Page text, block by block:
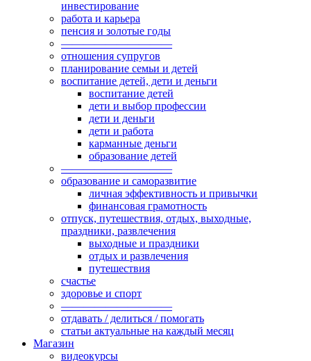
инвестирование
работа и карьера
пенсия и золотые годы
——————————
отношения супругов
планирование семьи и детей
воспитание детей, дети и деньги
воспитание детей
дети и выбор профессии
дети и деньги
дети и работа
карманные деньги
образование детей
——————————
образование и саморазвитие
личная эффективность и привычки
финансовая грамотность
отпуск, путешествия, отдых, выходные,
праздники, развлечения
выходные и праздники
отдых и развлечения
путешествия
счастье
здоровье и спорт
——————————
отдавать / делиться / помогать
статьи актуальные на каждый месяц
Магазин
видеокурсы